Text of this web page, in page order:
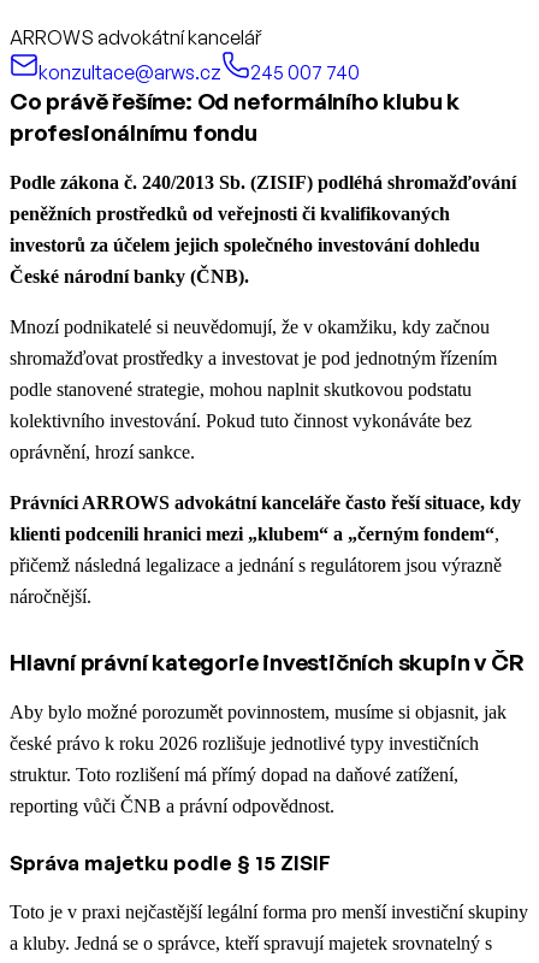
ARROWS advokátní kancelář
konzultace@arws.cz
245 007 740
Co právě řešíme: Od neformálního klubu k
profesionálnímu fondu
Podle zákona č. 240/2013 Sb. (ZISIF) podléhá shromažďování
peněžních prostředků od veřejnosti či kvalifikovaných
investorů za účelem jejich společného investování dohledu
České národní banky (ČNB).
Mnozí podnikatelé si neuvědomují, že v okamžiku, kdy začnou
shromažďovat prostředky a investovat je pod jednotným řízením
podle stanovené strategie, mohou naplnit skutkovou podstatu
kolektivního investování. Pokud tuto činnost vykonáváte bez
oprávnění, hrozí sankce.
Právníci ARROWS advokátní kanceláře často řeší situace, kdy
klienti podcenili hranici mezi „klubem“ a „černým fondem“,
přičemž následná legalizace a jednání s regulátorem jsou výrazně
náročnější.
Hlavní právní kategorie investičních skupin v ČR
Aby bylo možné porozumět povinnostem, musíme si objasnit, jak
české právo k roku 2026 rozlišuje jednotlivé typy investičních
struktur. Toto rozlišení má přímý dopad na daňové zatížení,
reporting vůči ČNB a právní odpovědnost.
Správa majetku podle § 15 ZISIF
Toto je v praxi nejčastější legální forma pro menší investiční skupiny
a kluby. Jedná se o správce, kteří spravují majetek srovnatelný s